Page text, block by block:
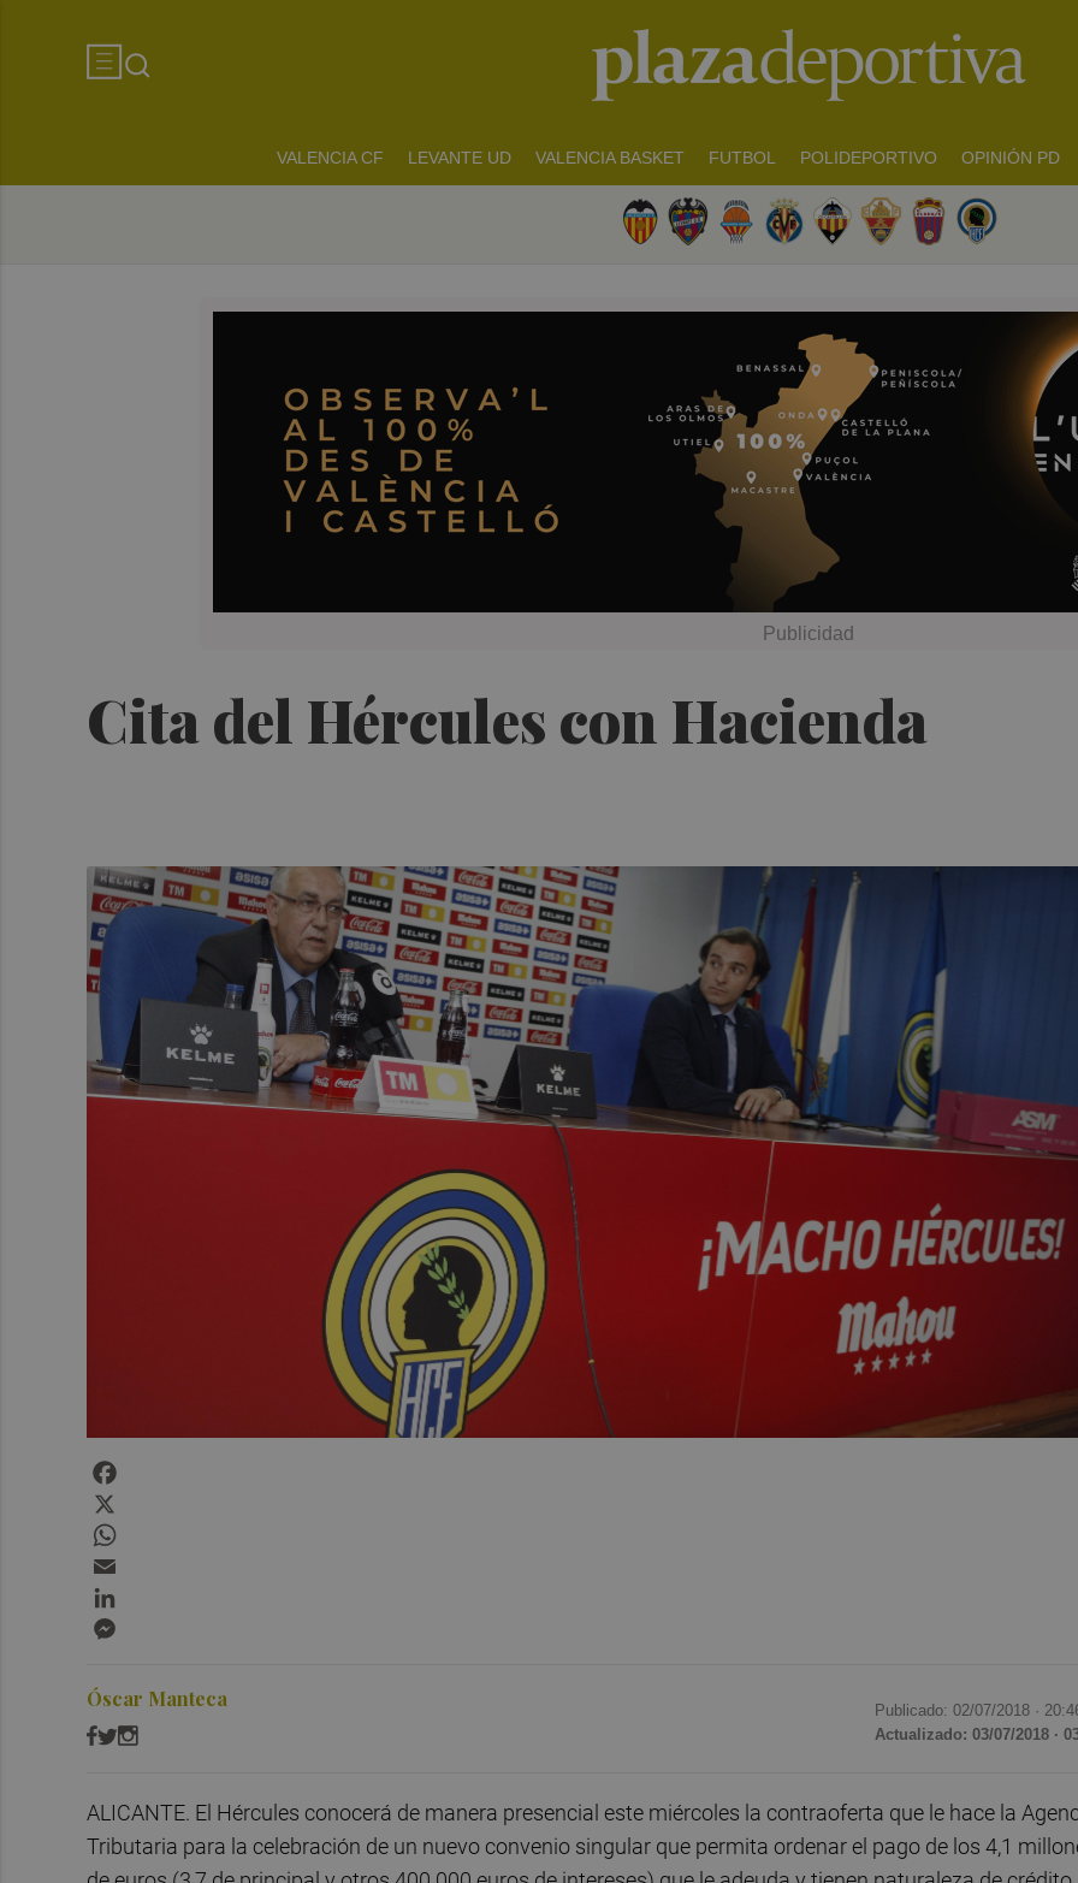
VALENCIA CF LEVANTE UD VALENCIA BASKET FUTBOL POLIDEPORTIVO OPINIÓN PD
Cita del Hércules con Hacienda
Óscar Manteca Publicado: 02/07/2018 ·
Actualizado: 03/07/2018 ·
ALICANTE. El Hércules conocerá de manera presencial este miércoles la contraoferta que le hace la
Tributaria para la celebración de un nuevo convenio singular que permita ordenar el pago de los 4,1